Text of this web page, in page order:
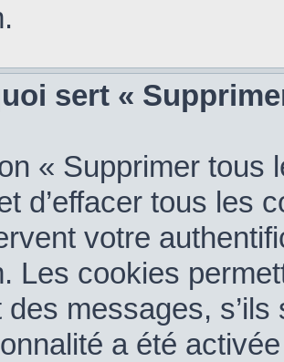
sert «
« Supprimer
d’effacer tous les
votre
Les cookies
des messages,
a été